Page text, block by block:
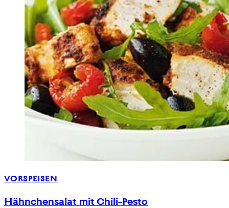
VORSPEISEN
Hähnchensalat mit Chili-Pesto